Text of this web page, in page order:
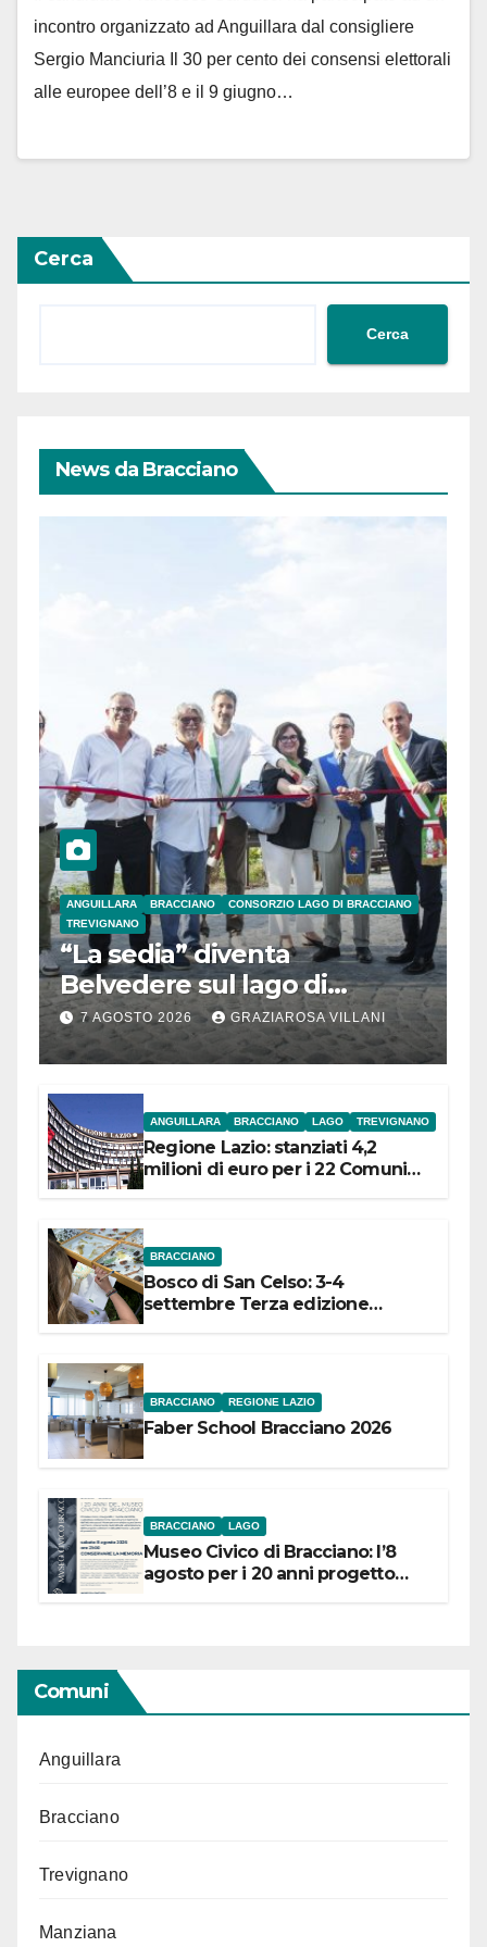
incontro organizzato ad Anguillara dal consigliere
Sergio Manciuria Il 30 per cento dei consensi elettorali
alle europee dell’8 e il 9 giugno…
Cerca
Cerca
News da Bracciano
ANGUILLARA BRACCIANO
CONSORZIO LAGO DI BRACCIANO
TREVIGNANO
“La sedia” diventa
Belvedere sul lago di
Bracciano: ieri
l’inaugurazione
7 AGOSTO 2026 GRAZIAROSA VILLANI
ANGUILLARA BRACCIANO LAGO TREVIGNANO
Regione Lazio: stanziati 4,2
milioni di euro per i 22 Comuni
BRACCIANO
Bosco di San Celso: 3-4
settembre Terza edizione
BRACCIANO REGIONE LAZIO
Faber School Bracciano 2026
BRACCIANO LAGO
Museo Civico di Bracciano: l’8
agosto per i 20 anni progetto
Comuni
Anguillara
Bracciano
Trevignano
Manziana